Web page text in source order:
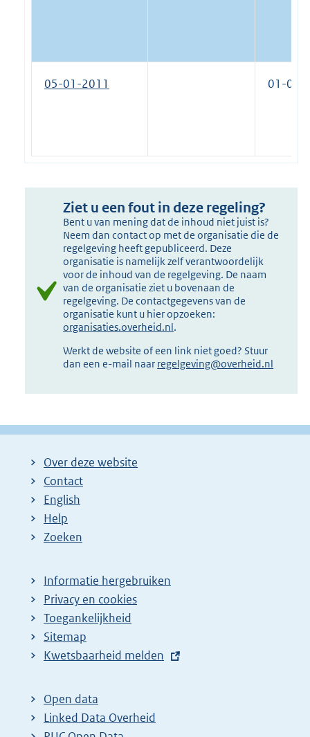
05-01-2011 01-01-
Ziet u een fout in deze regeling?
Bent u van mening dat de inhoud niet juist is?
Neem dan contact op met de organisatie die de
regelgeving heeft gepubliceerd. Deze
organisatie is namelijk zelf verantwoordelijk
voor de inhoud van de regelgeving. De naam
van de organisatie ziet u bovenaan de
regelgeving. De contactgegevens van de
organisatie kunt u hier opzoeken:
organisaties.overheid.nl.
Werkt de website of een link niet goed? Stuur
dan een e-mail naar regelgeving@overheid.nl
Over deze website
Contact
English
Help
Zoeken
Informatie hergebruiken
Privacy en cookies
Toegankelijkheid
Sitemap
E
t
e
r
Kwetsbaarheid melden
Open data
Linked Data Overheid